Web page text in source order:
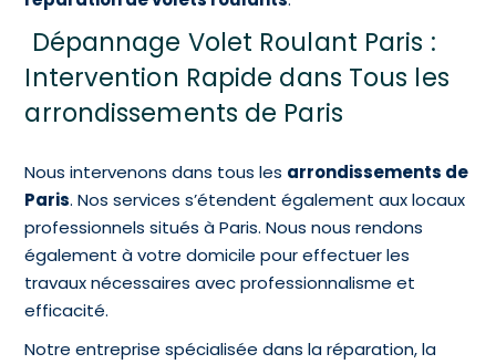
Dépannage Volet Roulant Paris :
Intervention Rapide dans Tous les
arrondissements de Paris
Nous intervenons dans tous les arrondissements de
Paris. Nos services s’étendent également aux locaux
professionnels situés à Paris. Nous nous rendons
également à votre domicile pour effectuer les
travaux nécessaires avec professionnalisme et
efficacité.
Notre entreprise spécialisée dans la réparation, la